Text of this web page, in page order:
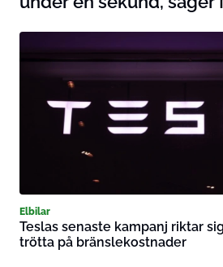
Elbilar
Teslas senaste kampanj riktar
trötta på bränslekostnader